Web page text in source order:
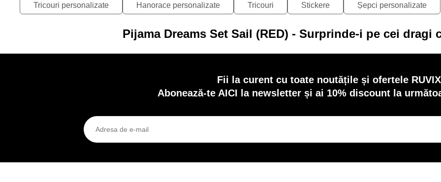
Tricouri personalizate Hanorace personalizate Tricouri Stickere Șepci personalizate
Pijama Dreams Set Sail (RED) - Surprinde-i pe cei dragi
Fii la curent cu toate noutățile și ofertele
Abonează-te AICI la newsletter și ai 10% discount la